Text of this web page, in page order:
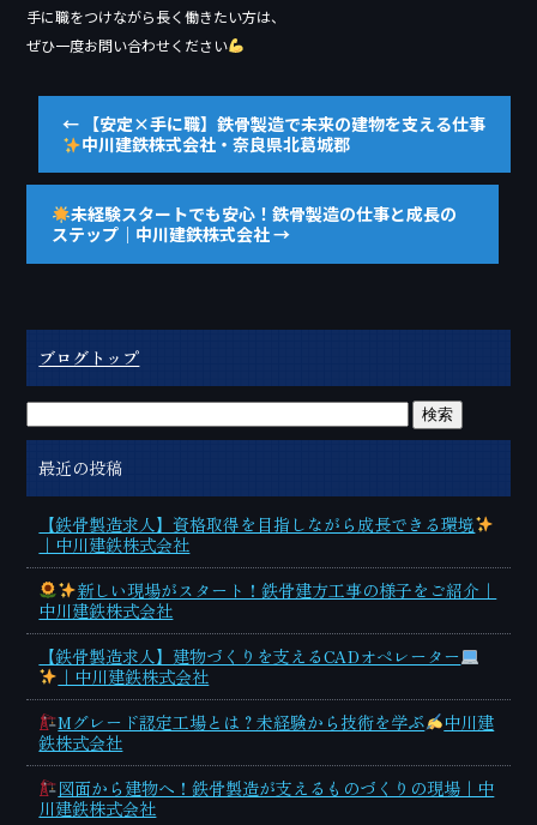
手に職をつけながら長く働きたい方は、
ぜひ一度お問い合わせください
← 【安定×手に職】鉄骨製造で未来の建物を支える仕事
中川建鉄株式会社・奈良県北葛城郡
未経験スタートでも安心！鉄骨製造の仕事と成長の
ステップ｜中川建鉄株式会社→
ブログトップ
最近の投稿
【鉄骨製造求人】資格取得を目指しながら成長できる環境
｜中川建鉄株式会社
新しい現場がスタート！鉄骨建方工事の様子をご紹介｜
中川建鉄株式会社
【鉄骨製造求人】建物づくりを支えるCADオペレーター
｜中川建鉄株式会社
Mグレード認定工場とは？未経験から技術を学ぶ
中川建
鉄株式会社
図面から建物へ！鉄骨製造が支えるものづくりの現場｜中
川建鉄株式会社